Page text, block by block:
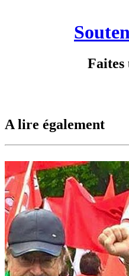
Faites
A lire également